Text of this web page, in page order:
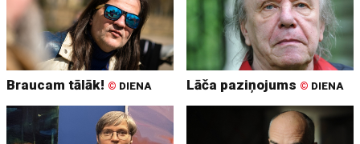
Braucam tālāk! © DIENA Lāča paziņojums © DIENA